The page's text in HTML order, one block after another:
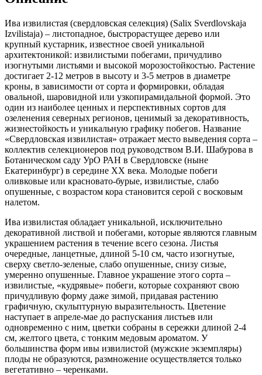
Ива извилистая (свердловская селекция) (Salix Sverdlovskaja
Izvilistaja) – листопадное, быстрорастущее дерево или
крупный кустарник, известное своей уникальной
архитектоникой: извилистыми побегами, причудливо
изогнутыми листьями и высокой морозостойкостью. Растение
достигает 2-12 метров в высоту и 3-5 метров в диаметре
кроны, в зависимости от сорта и формировки, обладая
овальной, шаровидной или узкопирамидальной формой. Это
один из наиболее ценных и перспективных сортов для
озеленения северных регионов, ценимый за декоративность,
жизнестойкость и уникальную графику побегов. Название
«Свердловская извилистая» отражает место выведения сорта –
коллектив селекционеров под руководством В.И. Шабурова в
Ботаническом саду УрО РАН в Свердловске (ныне
Екатеринбург) в середине XX века. Молодые побеги
оливковые или красновато-бурые, извилистые, слабо
опушенные, с возрастом кора становится серой с восковым
налетом.
Ива извилистая обладает уникальной, исключительно
декоративной листвой и побегами, которые являются главным
украшением растения в течение всего сезона. Листья
очередные, ланцетные, длиной 5-10 см, часто изогнутые,
сверху светло-зеленые, слабо опушенные, снизу сизые,
умеренно опушенные. Главное украшение этого сорта –
извилистые, «кудрявые» побеги, которые сохраняют свою
причудливую форму даже зимой, придавая растению
графичную, скульптурную выразительность. Цветение
наступает в апреле-мае до распускания листьев или
одновременно с ним, цветки собраны в сережки длиной 2-4
см, желтого цвета, с тонким медовым ароматом. У
большинства форм ивы извилистой (мужские экземпляры)
плоды не образуются, размножение осуществляется только
вегетативно – черенками.